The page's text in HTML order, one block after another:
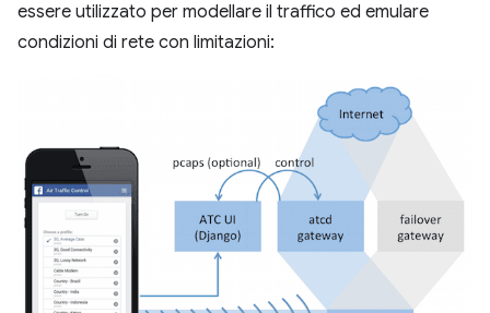
essere utilizzato per modellare il traffico ed emulare
condizioni di rete con limitazioni: